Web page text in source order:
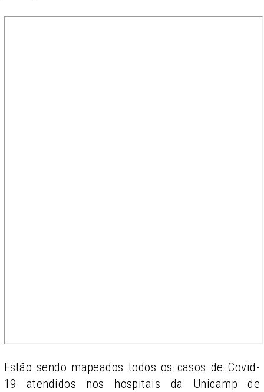
Estão sendo mapeados todos os casos de Covid-
19 atendidos nos hospitais da Unicamp de